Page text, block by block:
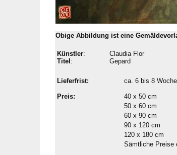
Obige Abbildung ist eine
Künstler:
Titel :
Claudia Flor
Gepard
Lieferfrist: ca. 6 bis 8
Preis: 40 x 50 cm
50 x 60 cm
60 x 90 cm
90 x 120 cm
120 x 180 cm
Sämtliche Preise